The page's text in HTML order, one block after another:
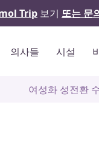
Trip 보기 또는 문
의사들 시설
여성화 성전환